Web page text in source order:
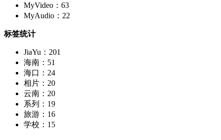
MyVideo：63
MyAudio：22
标签统计
JiaYu：201
海南：51
海口：24
相片：20
云南：20
系列：19
旅游：16
学校：15